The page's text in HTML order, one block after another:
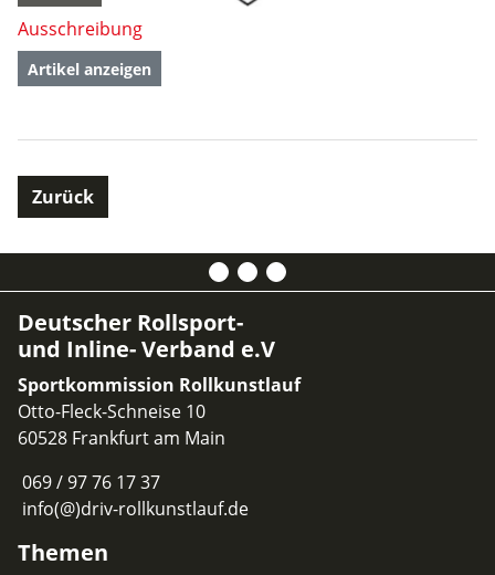
Ausschreibung
Artikel anzeigen
Zurück
Deutscher Rollsport-
und Inline- Verband e.V
Sportkommission Rollkunstlauf
Otto-Fleck-Schneise 10
60528 Frankfurt am Main
069 / 97 76 17 37
info(@)driv-rollkunstlauf.de
Themen